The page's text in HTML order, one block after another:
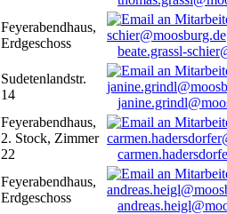
Feyerabendhaus,
Erdgeschoss
beate.grassl-
Sudetenlandstr.
14
Feyerabendhaus,
2. Stock, Zimmer
22
Feyerabendhaus,
Erdgeschoss